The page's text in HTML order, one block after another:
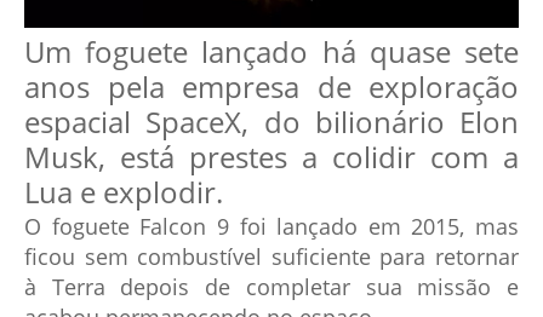
Um foguete lançado há quase sete
anos pela empresa de exploração
espacial SpaceX, do bilionário Elon
Musk, está prestes a colidir com a
Lua e explodir.
O foguete Falcon 9 foi lançado em 2015, mas
ficou sem combustível suficiente para retornar
à Terra depois de completar sua missão e